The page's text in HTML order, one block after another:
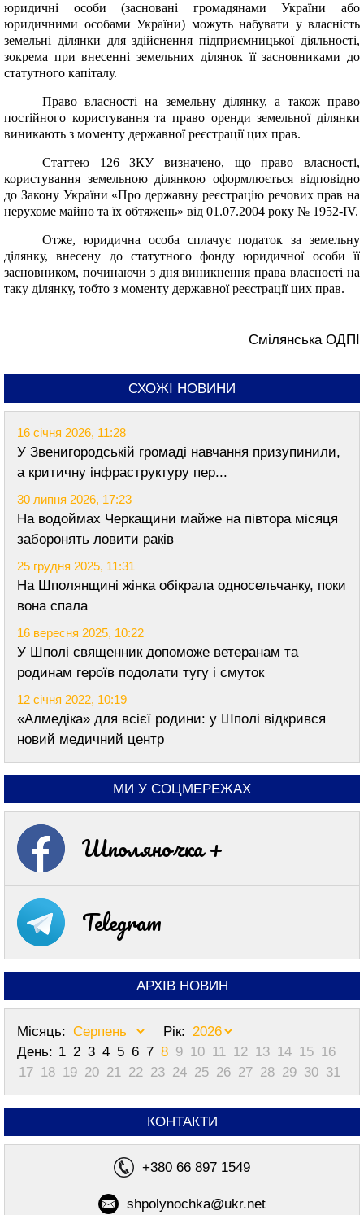
юридичні особи (засновані громадянами України або
юридичними особами України) можуть набувати у власність
земельні ділянки для здійснення підприємницької діяльності,
зокрема при внесенні земельних ділянок її засновниками до
статутного капіталу.
Право власності на земельну ділянку, а також право
постійного користування та право оренди земельної ділянки
виникають з моменту державної реєстрації цих прав.
Статтею 126ЗКУвизначено, що право власності,
користування земельною ділянкою оформлюється відповідно
до Закону України «Про державну реєстрацію речових прав на
нерухоме майно та їх обтяжень» від 01.07.2004 року № 1952-IV.
Отже, юридична особа сплачує податок за земельну
ділянку, внесену до статутного фонду юридичної особи її
засновником, починаючи з дня виникнення права власності на
таку ділянку, тобто з моменту державної реєстрації цих прав.
Смілянська ОДПІ
СХОЖІ НОВИНИ
16 січня 2026, 11:28
У Звенигородській громаді навчання призупинили,
а критичну інфраструктуру пер...
30 липня 2026, 17:23
На водоймах Черкащини майже на півтора місяця
заборонять ловити раків
25 грудня 2025, 11:31
На Шполянщині жінка обікрала односельчанку, поки
вона спала
16 вересня 2025, 10:22
У Шполі священник допоможе ветеранам та
родинам героїв подолати тугу і смуток
12 січня 2022, 10:19
«Алмедіка» для всієї родини: у Шполі відкрився
новий медичний центр
МИ У СОЦМЕРЕЖАХ
Шполяночка +
Telegram
АРХІВ НОВИН
Місяць:
Рік:
День: 1 2 3 4 5 6 7 8 9 10 11 12 13 14 15 16
17 18 19 20 21 22 23 24 25 26 27 28 29 30 31
КОНТАКТИ
+380 66 897 1549
shpolynochka@ukr.net